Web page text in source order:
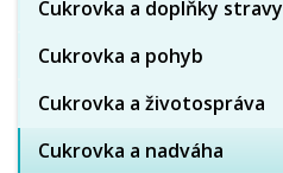
Cukrovka a doplňky stravy
Cukrovka a pohyb
Cukrovka a životospráva
Cukrovka a nadváha